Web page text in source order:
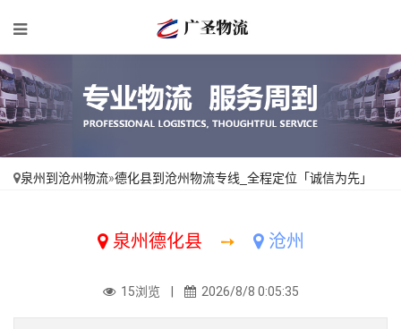
泉州到沧州物流»德化县到沧州物流专线_全程定位「诚信为先」
泉州德化县 ➙ 沧州
15浏览 | 2026/8/8 0:05:35